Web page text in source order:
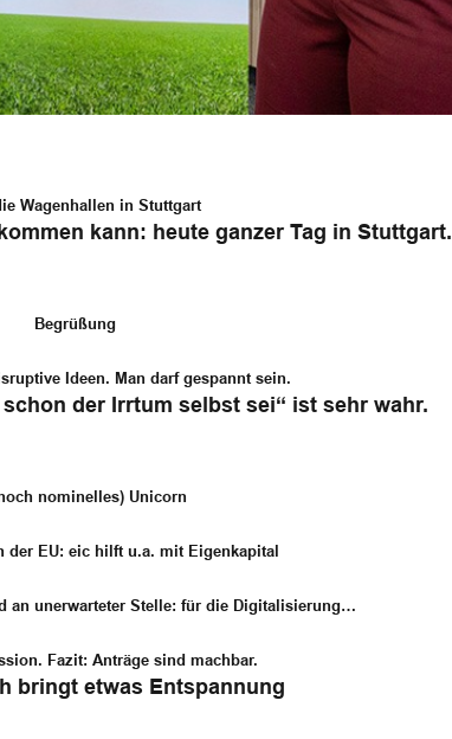
Wagenhallen in Stuttgart
kann: heute ganzer Tag in Stuttgart.
Begrüßung
Ideen. Man darf gespannt sein.
der Irrtum selbst sei“ ist sehr wahr.
nominelles) Unicorn
der EU: eic hilft u.a. mit Eigenkapital
an unerwarteter Stelle: für die Digitalisierung…
Fazit: Anträge sind machbar.
bringt etwas Entspannung